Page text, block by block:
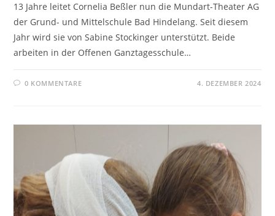
13 Jahre leitet Cornelia Beßler nun die Mundart-Theater AG
der Grund- und Mittelschule Bad Hindelang. Seit diesem
Jahr wird sie von Sabine Stockinger unterstützt. Beide
arbeiten in der Offenen Ganztagesschule…
0 KOMMENTARE 4. DEZEMBER 2024